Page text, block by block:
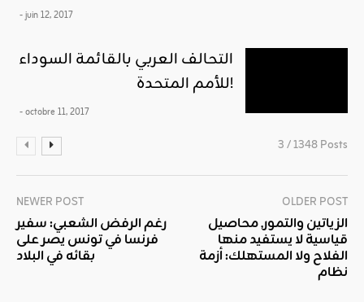
- juin 12, 2017
التحالف العربي بالقائمة السوداء
للأمم المتحدة!
- octobre 11, 2017
3 / 1348 Posts
NEWER POST
رغم الرفض الشعبي: سفير
فرنسا في تونس يصر على
بقائه في البلاد
OLDER POST
الزياتين والتمور, محاصيل
قياسية لا يستفيد منها
الفلاح ولا المستهلك: أزمة
نظام